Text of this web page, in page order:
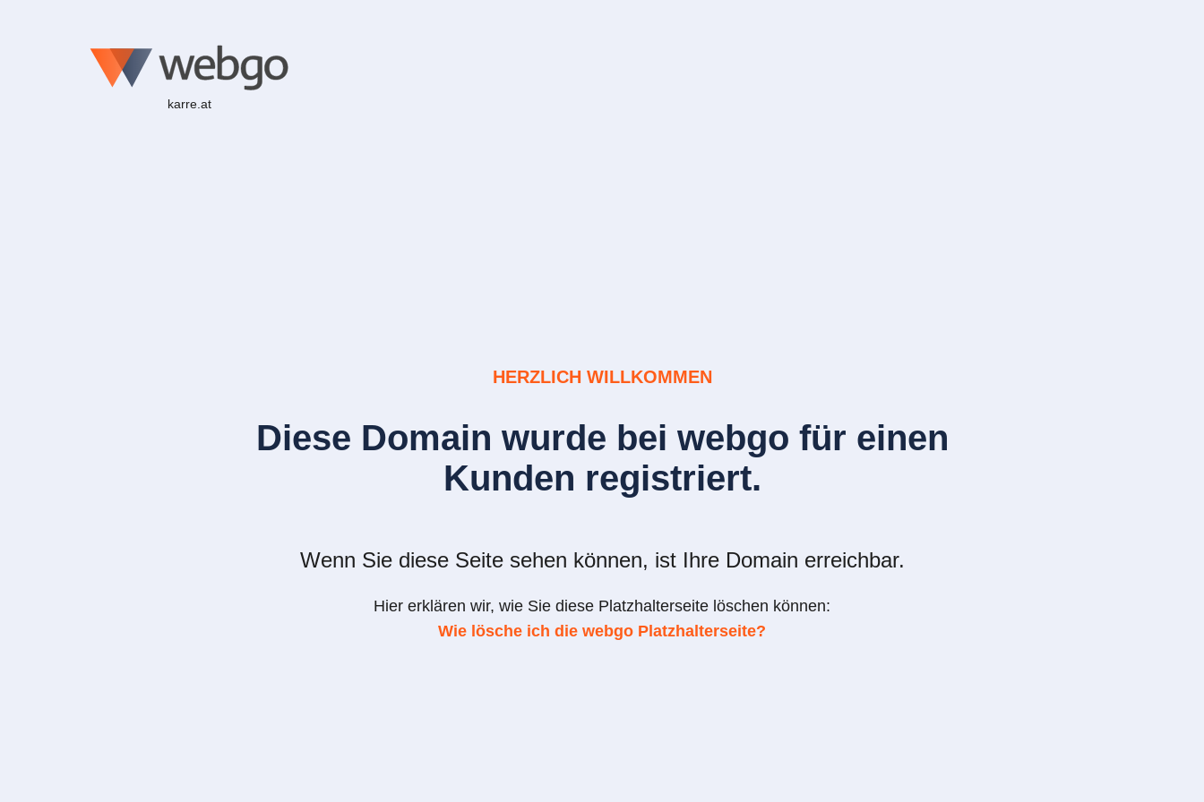
karre.at
HERZLICH WILLKOMMEN
Diese Domain wurde bei webgo für einen
Kunden registriert.
Wenn Sie diese Seite sehen können, ist Ihre Domain erreichbar.
Hier erklären wir, wie Sie diese Platzhalterseite löschen können:
Wie lösche ich die webgo Platzhalterseite?